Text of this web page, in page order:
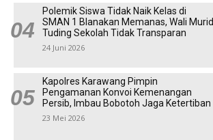
Polemik Siswa Tidak Naik Kelas di
SMAN 1 Blanakan Memanas, Wali Murid
Tuding Sekolah Tidak Transparan
24 Juni 2026
Kapolres Karawang Pimpin
Pengamanan Konvoi Kemenangan
Persib, Imbau Bobotoh Jaga Ketertiban
23 Mei 2026